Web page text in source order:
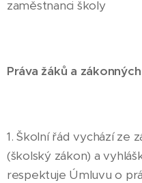
zaměstnanci školy
Práva žáků a
1. Školní řád vychází ze
(školský zákon) a
respektuje Úmluvu o